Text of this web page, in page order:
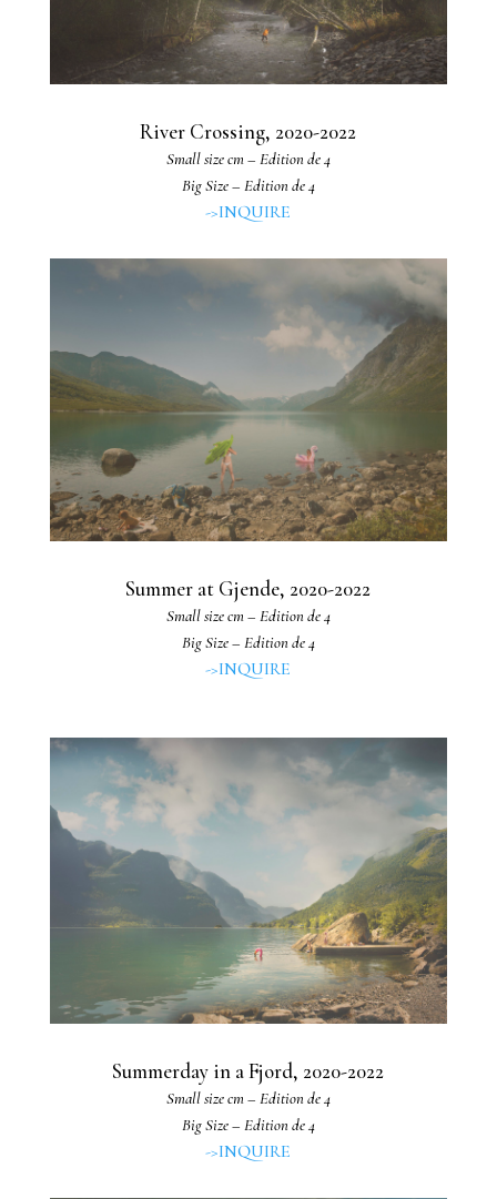
River Crossing, 2020-2022
Small size cm – Edition de 4
Big Size – Edition de 4
->INQUIRE
Summer at Gjende, 2020-2022
Small size cm – Edition de 4
Big Size – Edition de 4
->INQUIRE
Summerday in a Fjord, 2020-2022
Small size cm – Edition de 4
Big Size – Edition de 4
->INQUIRE